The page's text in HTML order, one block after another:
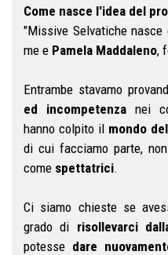
Come nasce l'idea del
"Missive Selvatiche nasce
me e Pamela Maddaleno,
Entrambe stavamo
ed incompetenzanei
hanno colpito il mondo
di cui facciamo parte,
come spettatrici.
Ci siamo chieste se
grado di risollevarci
potesse dare